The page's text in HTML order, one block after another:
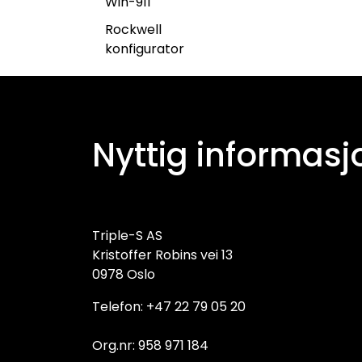
Rockwell
konfigurator
Nyttig
Triple-S AS
Kristoffer Robins vei 13
0978 Oslo
Telefon: +47 22 79 05 20
Org.nr: 958 971 184